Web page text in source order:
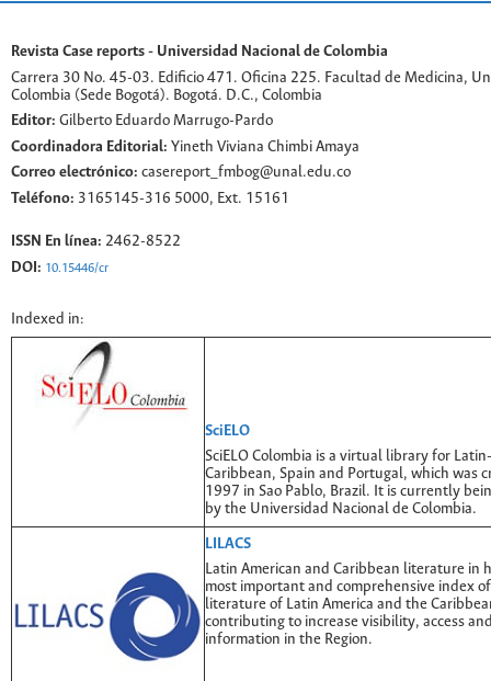
Revista Case reports - Universidad Nacional de Colombia
Carrera 30 No. 45-03. Edificio 471. Oficina 225. Facultad de Medicina,
Colombia (Sede Bogotá). Bogotá. D.C., Colombia
Editor: Gilberto Eduardo Marrugo-Pardo
Coordinadora Editorial: Yineth Viviana Chimbi Amaya
Correo electrónico: casereport_fmbog@unal.edu.co
Teléfono: 3165145-316 5000, Ext. 15161
ISSN En línea: 2462-8522
DOI: 10.15446/cr
Indexed in:
SciELO
SciELO Colombia is a virtual library for
Caribbean, Spain and Portugal, which was
1997 in Sao Pablo, Brazil. It is currently
by the Universidad Nacional de Colombia.
LILACS
Latin American and Caribbean literature in
most important and comprehensive index
literature of Latin America and the
contributing to increase visibility, access
information in the Region.